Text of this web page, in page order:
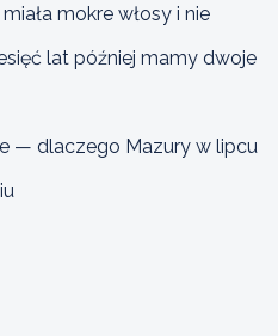
mokre włosy i nie
lat później mamy dwoje
— dlaczego Mazury w lipcu